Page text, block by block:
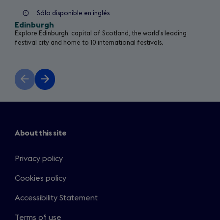
Sólo disponible en inglés
Edinburgh
Explore Edinburgh, capital of Scotland, the world’s leading
festival city and home to 10 international festivals.
Previous
slide
Next
slide
About this site
Privacy policy
Cookies policy
Accessibility Statement
Terms of use